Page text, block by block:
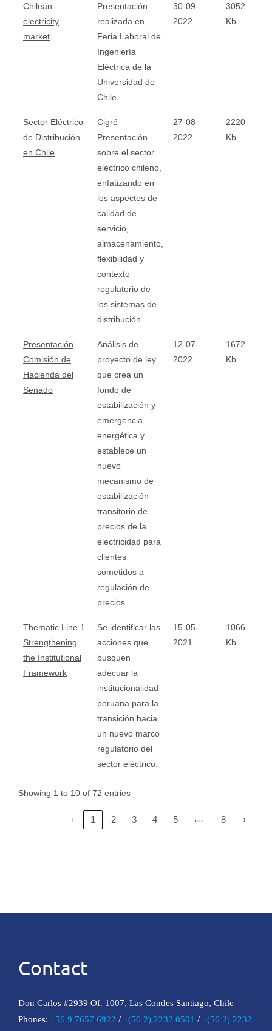
Chilean
electricity
market
Presentación
realizada en
Feria Laboral de
Ingeniería
Eléctrica de la
Universidad de
Chile.
30-09-
2022
3052
Kb
Sector Eléctrico
de Distribución
en Chile
Cigré
Presentación
sobre el sector
eléctrico chileno,
enfatizando en
los aspectos de
calidad de
servicio,
almacenamiento,
flexibilidad y
contexto
regulatorio de
los sistemas de
distribución.
27-08-
2022
2220
Kb
Presentación
Comisión de
Hacienda del
Senado
Análisis de
proyecto de ley
que crea un
fondo de
estabilización y
emergencia
energética y
establece un
nuevo
mecanismo de
estabilización
transitorio de
precios de la
electricidad para
clientes
sometidos a
regulación de
precios.
12-07-
2022
1672
Kb
Thematic Line 1
Strengthening
the Institutional
Framework
Se identificar las
acciones que
busquen
adecuar la
institucionalidad
peruana para la
transición hacia
un nuevo marco
regulatorio del
sector eléctrico.
15-05-
2021
1066
Kb
Showing 1 to 10 of 72 entries
‹ 1 2 3 4 5 … 8 ›
Contact
Don Carlos #2939 Of. 1007, Las Condes Santiago, Chile
Phones: +56 9 7657 6922 / +(56 2) 2232 0501 / +(56 2) 2232